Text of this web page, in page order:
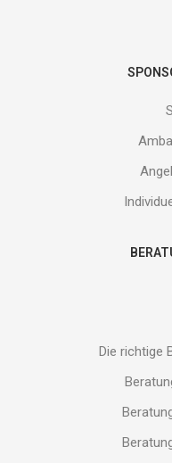
Die richtige